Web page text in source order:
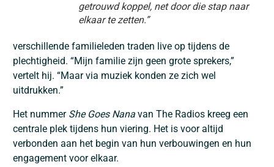
getrouwd koppel, net door die stap naar
elkaar te zetten.”
verschillende familieleden traden live op tijdens de
plechtigheid. “Mijn familie zijn geen grote sprekers,”
vertelt hij. “Maar via muziek konden ze zich wel
uitdrukken.”
Het nummer She Goes Nana van The Radios kreeg een
centrale plek tijdens hun viering. Het is voor altijd
verbonden aan het begin van hun verbouwingen en hun
engagement voor elkaar.